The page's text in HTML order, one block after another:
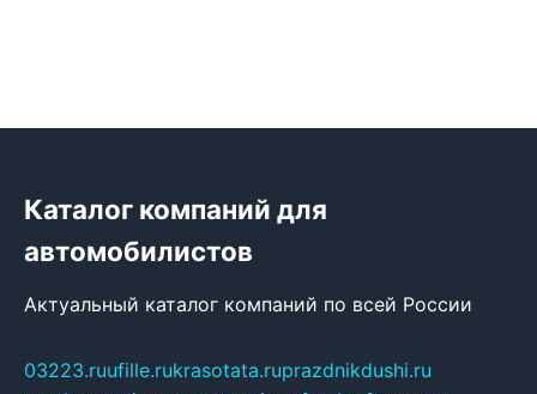
Каталог компаний для
автомобилистов
Актуальный каталог компаний по всей России
03223.ruufille.rukrasotata.ruprazdnikdushi.ru